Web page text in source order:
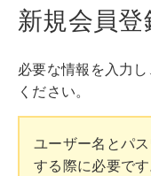
新規会員登
必要な情報を入力
ください。
ユーザー名とパ
する際に必要です